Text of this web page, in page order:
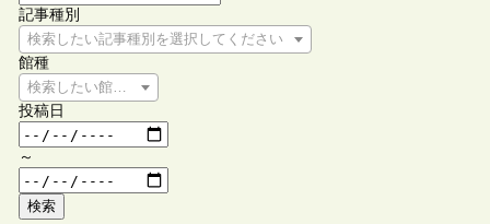
記事種別
検索したい記事種別を選択してください
館種
検索したい館種を選択してください
投稿日
～
検索